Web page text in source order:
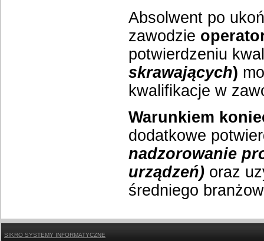
Absolwent po
zawodzie
potwierdzeniu
skrawających)
kwalifikacje w
Warunkiem
dodatkowe
nadzorowanie
urządzeń) oraz
średniego
SIKRO SYSTEMY INFORMATYCZNE